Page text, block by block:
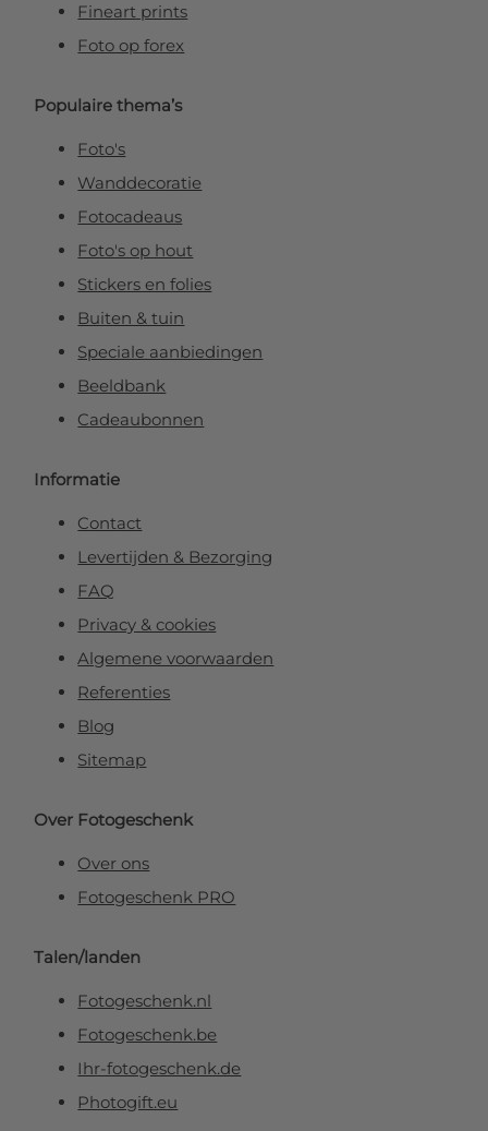
Fineart prints
Foto op forex
Populaire thema’s
Foto's
Wanddecoratie
Fotocadeaus
Foto's op hout
Stickers en folies
Buiten & tuin
Speciale aanbiedingen
Beeldbank
Cadeaubonnen
Informatie
Contact
Levertijden & Bezorging
FAQ
Privacy & cookies
Algemene voorwaarden
Referenties
Blog
Sitemap
Over Fotogeschenk
Over ons
Fotogeschenk PRO
Talen/landen
Fotogeschenk.nl
Fotogeschenk.be
Ihr-fotogeschenk.de
Photogift.eu